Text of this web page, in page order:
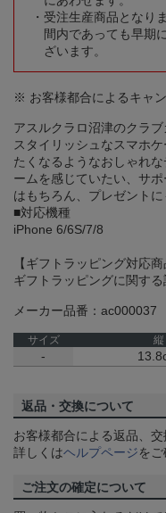
受注生産商品となり
間内であっても早期
ざいます。
※ お客様都合によるキャ
アスルクラロ沼津のクラ
スタイリッシュなスマホ
たくなるようなおしゃれ
ームを感じていたい、サ
はもちろん、プレゼントに
■対応機種
iPhone 6/6S/7/8
【ギフトラッピング対応商
ギフトラッピングに関する
メーカー品番：ac000037
サイズ 縦
-
返品・交換について
お客様都合による返品、
詳しくはヘルプページをご
ご注文の確定について